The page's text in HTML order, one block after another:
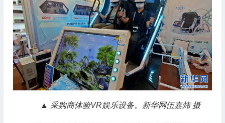
▲ 采购商体验VR娱乐设备。新华网伍嘉炜 摄